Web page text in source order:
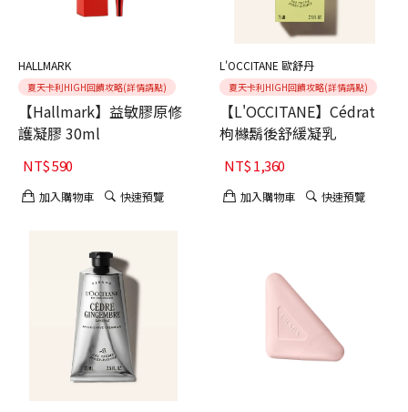
HALLMARK
夏天卡利HIGH回饋攻略(詳情請點)
【Hallmark】益敏膠原修
護凝膠 30ml
NT$590
加入購物車 快速預覽
L'OCCITANE 歐舒丹
夏天卡利HIGH回饋攻略(詳情請點)
【L'OCCITANE】Cédrat
枸櫞鬍後舒緩凝乳
NT$1,360
加入購物車 快速預覽